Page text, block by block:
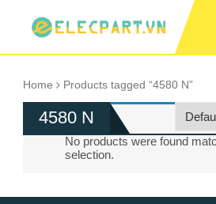
Home Products tagged “4580 N”
4580 N
No products were found
selection.